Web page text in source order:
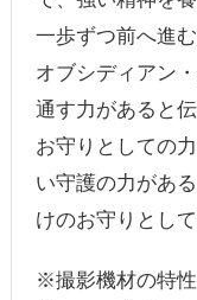
一歩ずつ前へ進
オブシディアン
通す力があると
お守りとしての
い守護の力があ
けのお守りとし
※撮影機材の特